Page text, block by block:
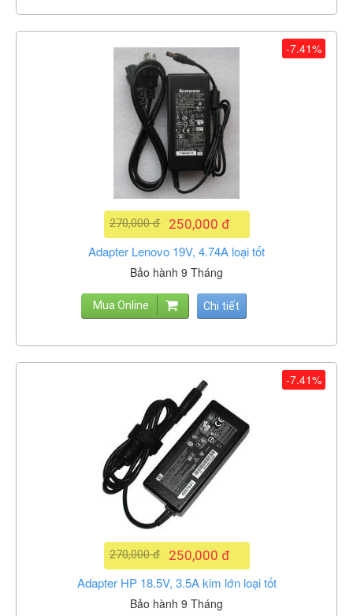
250,000 đ
270,000 đ
Adapter Lenovo 19V, 4.74A loại tốt
Bảo hành 9 Tháng
Mua Online Chi tiết
-7.41%
250,000 đ
270,000 đ
Adapter HP 18.5V, 3.5A kim lớn loại tốt
Bảo hành 9 Tháng
-7.41%